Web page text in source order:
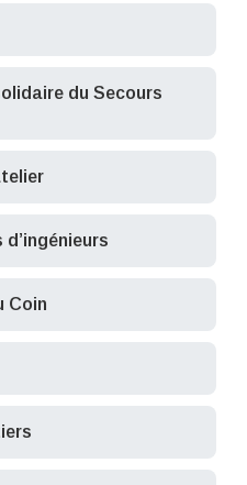
du Secours
d’ingénieurs
Coin